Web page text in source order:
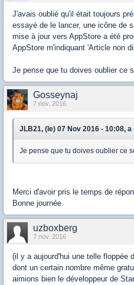
J'avais oublié qu'il était toujours
essayé de le lancer, une icône de
mise à jour vers AppStore a été
AppStore m'indiquant 'Article non
Je pense que tu doives oublier ce
Gosseynaj
7 nov. 2016
JLB21, (le) 07 Nov 2016 - 10:08, a
Je pense que tu doives oublier ce
Merci d'avoir pris le temps de
Bonne journée.
uzboxberg
7 nov. 2016
(il y a aujourd'hui une telle floppée
dont un certain nombre même
aimions bien le développeur de